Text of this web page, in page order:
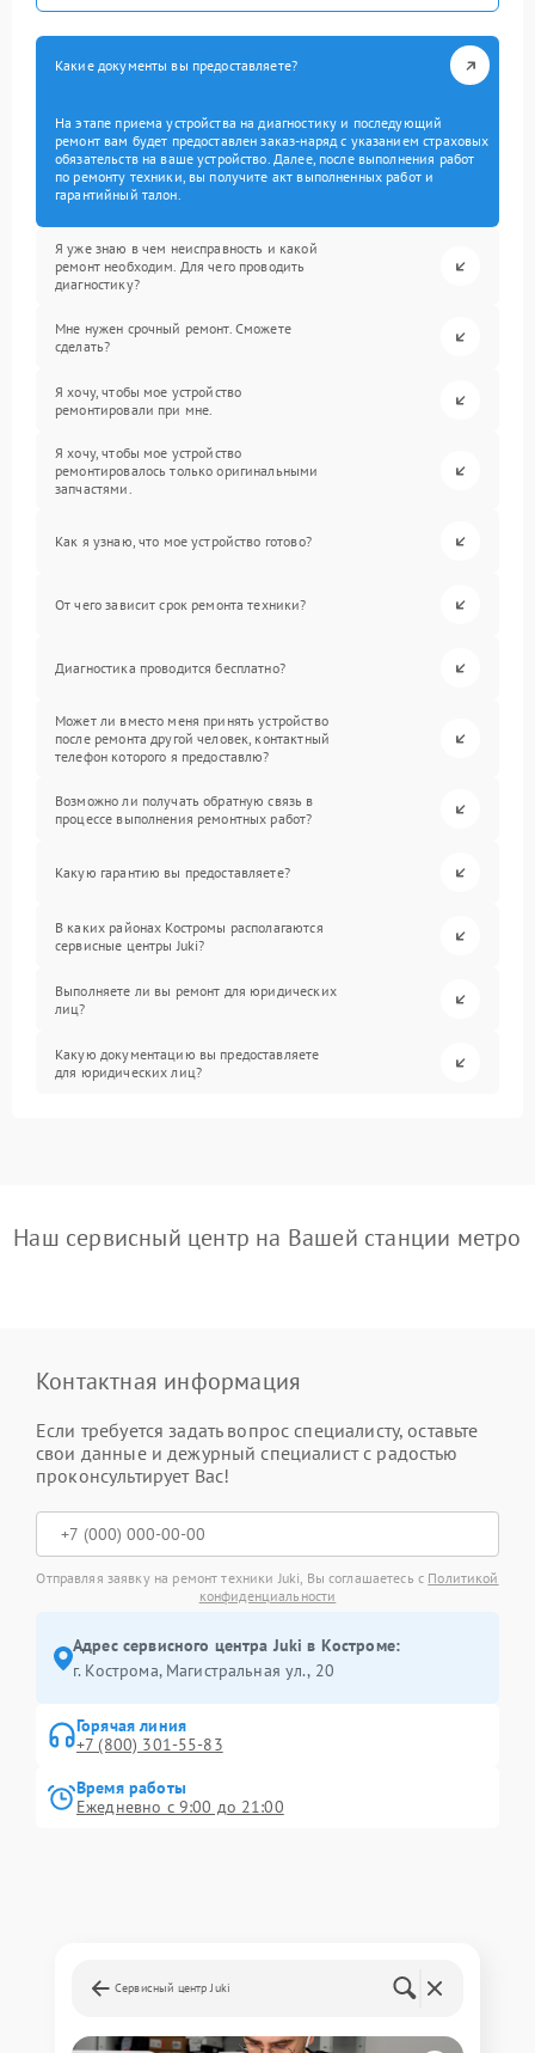
Какие документы вы предоставляете?
На этапе приема устройства на диагностику и последующий
ремонт вам будет предоставлен заказ-наряд с указанием страховых
обязательств на ваше устройство. Далее, после выполнения работ
по ремонту техники, вы получите акт выполненных работ и
гарантийный талон.
Я уже знаю в чем неисправность и какой
ремонт необходим. Для чего проводить
диагностику?
Мне нужен срочный ремонт. Сможете
сделать?
Я хочу, чтобы мое устройство
ремонтировали при мне.
Я хочу, чтобы мое устройство
ремонтировалось только оригинальными
запчастями.
Как я узнаю, что мое устройство готово?
От чего зависит срок ремонта техники?
Диагностика проводится бесплатно?
Может ли вместо меня принять устройство
после ремонта другой человек, контактный
телефон которого я предоставлю?
Возможно ли получать обратную связь в
процессе выполнения ремонтных работ?
Какую гарантию вы предоставляете?
В каких районах Костромы располагаются
сервисные центры Juki?
Выполняете ли вы ремонт для юридических
лиц?
Какую документацию вы предоставляете
для юридических лиц?
Наш сервисный центр на Вашей станции метро
Контактная информация
Если требуется задать вопрос специалисту, оставьте
свои данные и дежурный специалист с радостью
проконсультирует Вас!
Отправляя заявку на ремонт техники Juki, Вы соглашаетесь с Политикой
конфиденциальности
Адрес сервисного центра Juki в Костроме:
г. Кострома, Магистральная ул., 20
Горячая линия
+7 (800) 301-55-83
Время работы
Ежедневно с 9:00 до 21:00
Сервисный центр Juki